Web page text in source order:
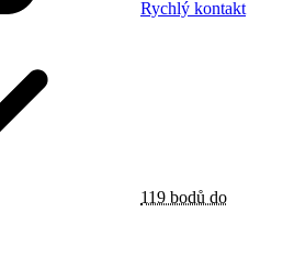
Rychlý kontakt
119 bodů do